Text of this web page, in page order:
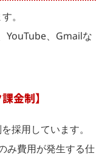
。
YouTube、Gmailな
金制】
採用しています。
み費用が発生する仕